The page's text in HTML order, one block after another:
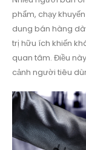
phẩm, chạy
dung bán hàng
trị hữu ích khiến
quan tâm. Điều
cảnh người tiêu